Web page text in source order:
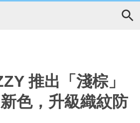
推出「淺棕」
色，升級織紋防